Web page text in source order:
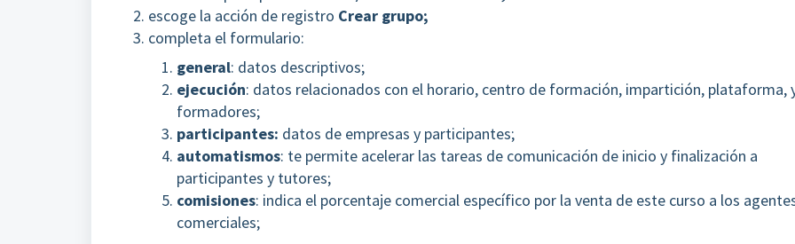
escoge la acción de registro Crear grupo;
completa el formulario:
general: datos descriptivos;
ejecución: datos relacionados con el horario, centro de formación, impartición, plataforma,
formadores;
participantes: datos de empresas y participantes;
automatismos: te permite acelerar las tareas de comunicación de inicio y finalización a
participantes y tutores;
comisiones: indica el porcentaje comercial específico por la venta de este curso a los
comerciales;